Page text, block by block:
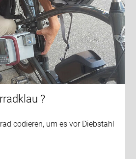
?
codieren, um es vor Diebstahl